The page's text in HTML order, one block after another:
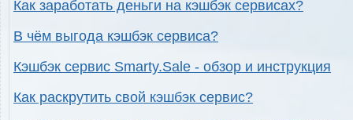
Как заработать деньги на кэшбэк сервисах?
В чём выгода кэшбэк сервиса?
Кэшбэк сервис Smarty.Sale - обзор и инструкция
Как раскрутить свой кэшбэк сервис?